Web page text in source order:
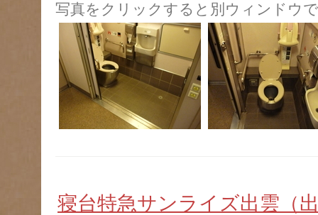
写真をクリックすると別ウィンドウ
寝台特急サンライズ出雲